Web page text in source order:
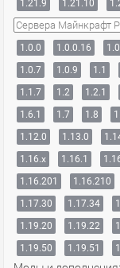
1.21.9
1.21.10
Сервера Майнкрафт
1.0.0
1.0.0.16
1.0.7
1.0.9 1.1
1.1.7
1.2 1.2.1
1.6.1
1.7 1.8
1.12.0
1.13.0
1.16.x
1.16.1
1.16.201
1.16.210
1.17.30
1.17.34
1.19.20
1.19.22
1.19.50
1.19.51